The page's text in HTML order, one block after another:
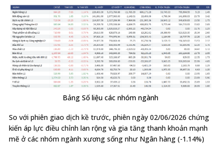
Bảng Số liệu các nhóm ngành
So với phiên giao dịch kề trước, phiên ngày 02/06/2026 chứng
kiến áp lực điều chỉnh lan rộng và gia tăng thanh khoản mạnh
mẽ ở các nhóm ngành xương sống như Ngân hàng (-1.14%)